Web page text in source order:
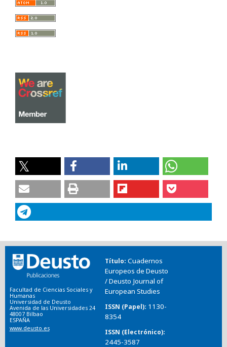
Facultad de Ciencias Sociales y
Humanas
Universidad de Deusto
Avenida de las Universidades 24
48007 Bilbao
ESPAÑA
www.deusto.es
Título Cuadernos
Europeos de Deusto
/ Deusto Journal of
European Studies
ISSN (Papel) 1130-
8354
ISSN (Electrónico)
2445-3587